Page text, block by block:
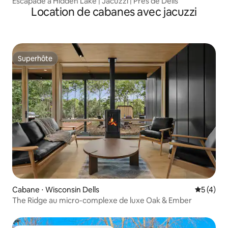
Location de cabanes avec jacuzzi
Superhôte
Superhôte
Cabane ⋅ Wisconsin Dells
5 (4)
The Ridge au micro-complexe de luxe Oak & Ember